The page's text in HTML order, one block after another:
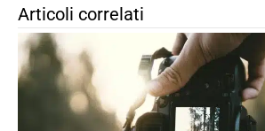
Articoli correlati